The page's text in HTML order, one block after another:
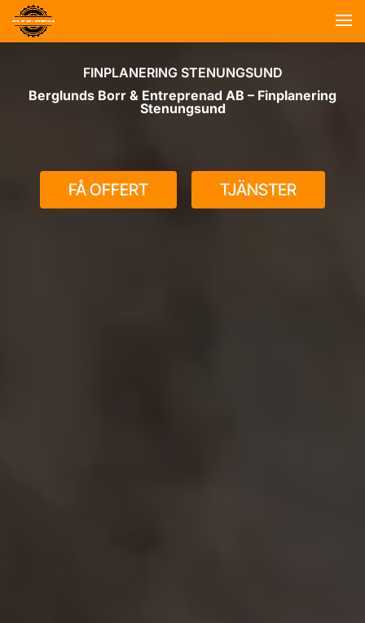
FINPLANERING STENUNGSUND
Berglunds Borr & Entreprenad AB – Finplanering
Stenungsund
FÅ OFFERT TJÄNSTER